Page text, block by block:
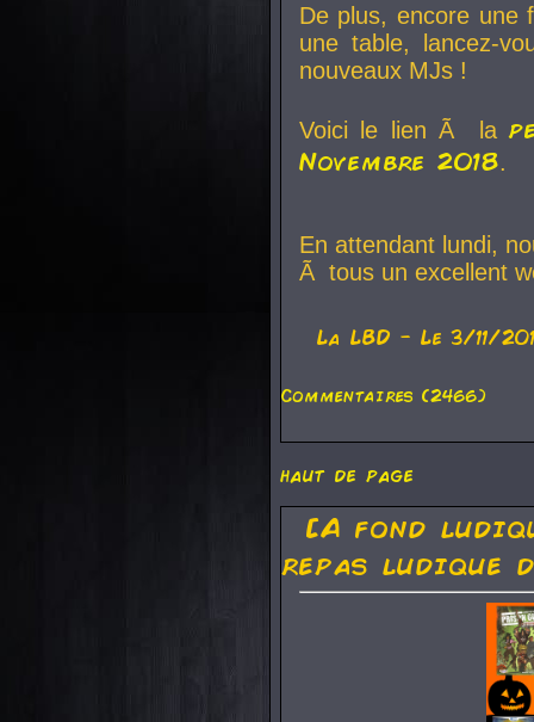
De plus, encore une
une table, lancez-
nouveaux MJs !
Voici le lien Ã la
Novembre 2018.
En attendant lundi,
Ã tous un excellent
La LBD - Le 3/11/
Commentaires (2466)
haut de page
[A fond
repas ludique